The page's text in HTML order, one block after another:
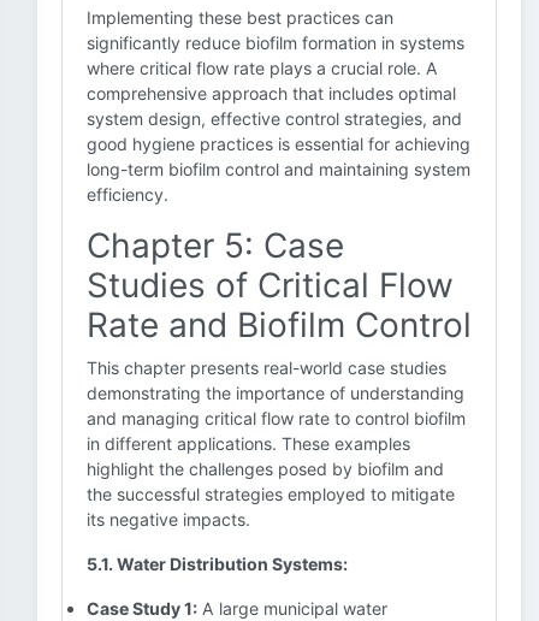
Implementing these best practices can
significantly reduce biofilm formation in systems
where critical flow rate plays a crucial role. A
comprehensive approach that includes optimal
system design, effective control strategies, and
good hygiene practices is essential for achieving
long-term biofilm control and maintaining system
efficiency.
Chapter 5: Case
Studies of Critical Flow
Rate and Biofilm Control
This chapter presents real-world case studies
demonstrating the importance of understanding
and managing critical flow rate to control biofilm
in different applications. These examples
highlight the challenges posed by biofilm and
the successful strategies employed to mitigate
its negative impacts.
5.1. Water Distribution Systems:
Case Study 1: A large municipal water